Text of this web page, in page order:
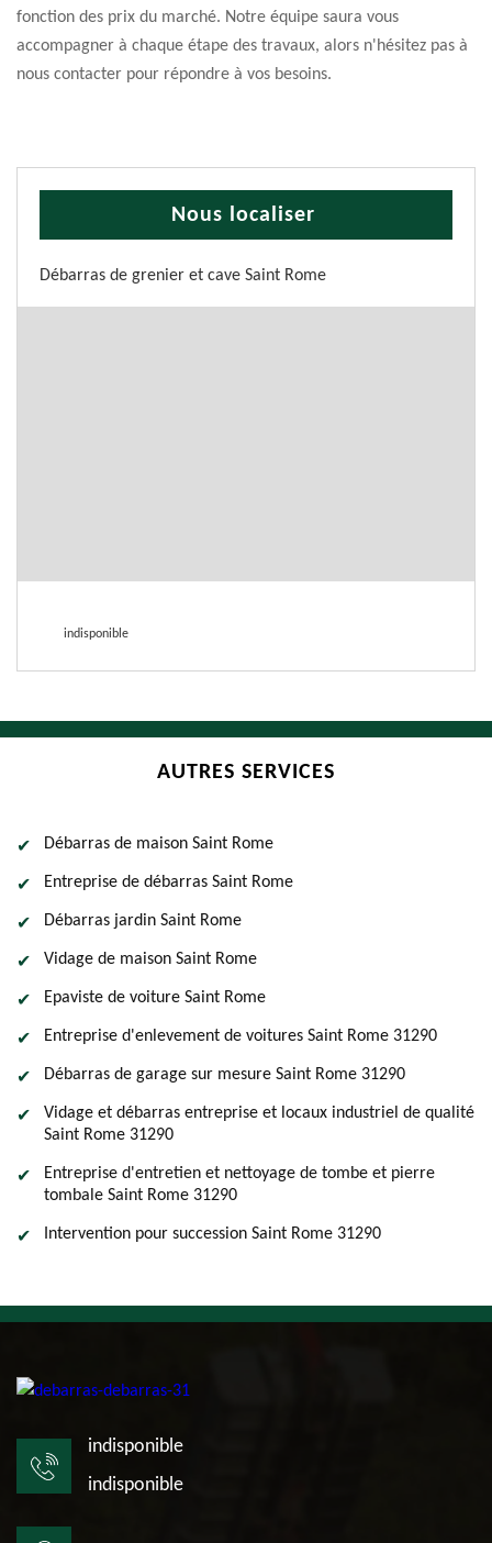
fonction des prix du marché. Notre équipe saura vous
accompagner à chaque étape des travaux, alors n'hésitez pas à
nous contacter pour répondre à vos besoins.
Nous localiser
Débarras de grenier et cave Saint Rome
indisponible
AUTRES SERVICES
Débarras de maison Saint Rome
Entreprise de débarras Saint Rome
Débarras jardin Saint Rome
Vidage de maison Saint Rome
Epaviste de voiture Saint Rome
Entreprise d'enlevement de voitures Saint Rome 31290
Débarras de garage sur mesure Saint Rome 31290
Vidage et débarras entreprise et locaux industriel de qualité
Saint Rome 31290
Entreprise d'entretien et nettoyage de tombe et pierre
tombale Saint Rome 31290
Intervention pour succession Saint Rome 31290
indisponible
indisponible